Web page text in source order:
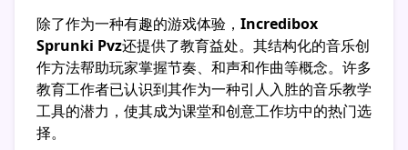
除了作为一种有趣的游戏体验， Incredibox
Sprunki Pvz还提供了教育益处。其结构化的音乐创
作方法帮助玩家掌握节奏、和声和作曲等概念。许多
教育工作者已认识到其作为一种引人入胜的音乐教学
工具的潜力，使其成为课堂和创意工作坊中的热门选
择。